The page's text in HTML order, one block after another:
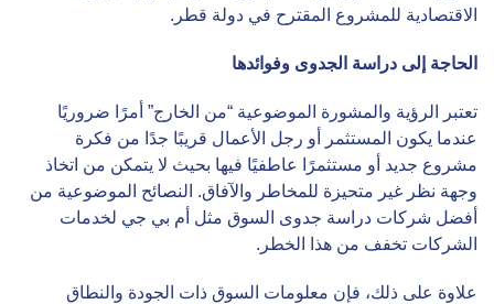
الاقتصادية للمشروع المقترح في دولة قطر.
الحاجة إلى دراسة الجدوى وفوائدها
تعتبر الرؤية والمشورة الموضوعية “من الخارج” أمرًا ضروريًا
عندما يكون المستثمر أو رجل الأعمال قريبًا جدًا من فكرة
مشروع جديد أو مستثمرًا عاطفيًا فيها بحيث لا يتمكن من اتخاذ
وجهة نظر غير متحيزة للمخاطر والآفاق. النصائح الموضوعية من
أفضل شركات دراسة جدوى السوق مثل أم بي جي لخدمات
الشركات تخفف من هذا الخطر.
علاوة على ذلك، فإن معلومات السوق ذات الجودة والنطاق